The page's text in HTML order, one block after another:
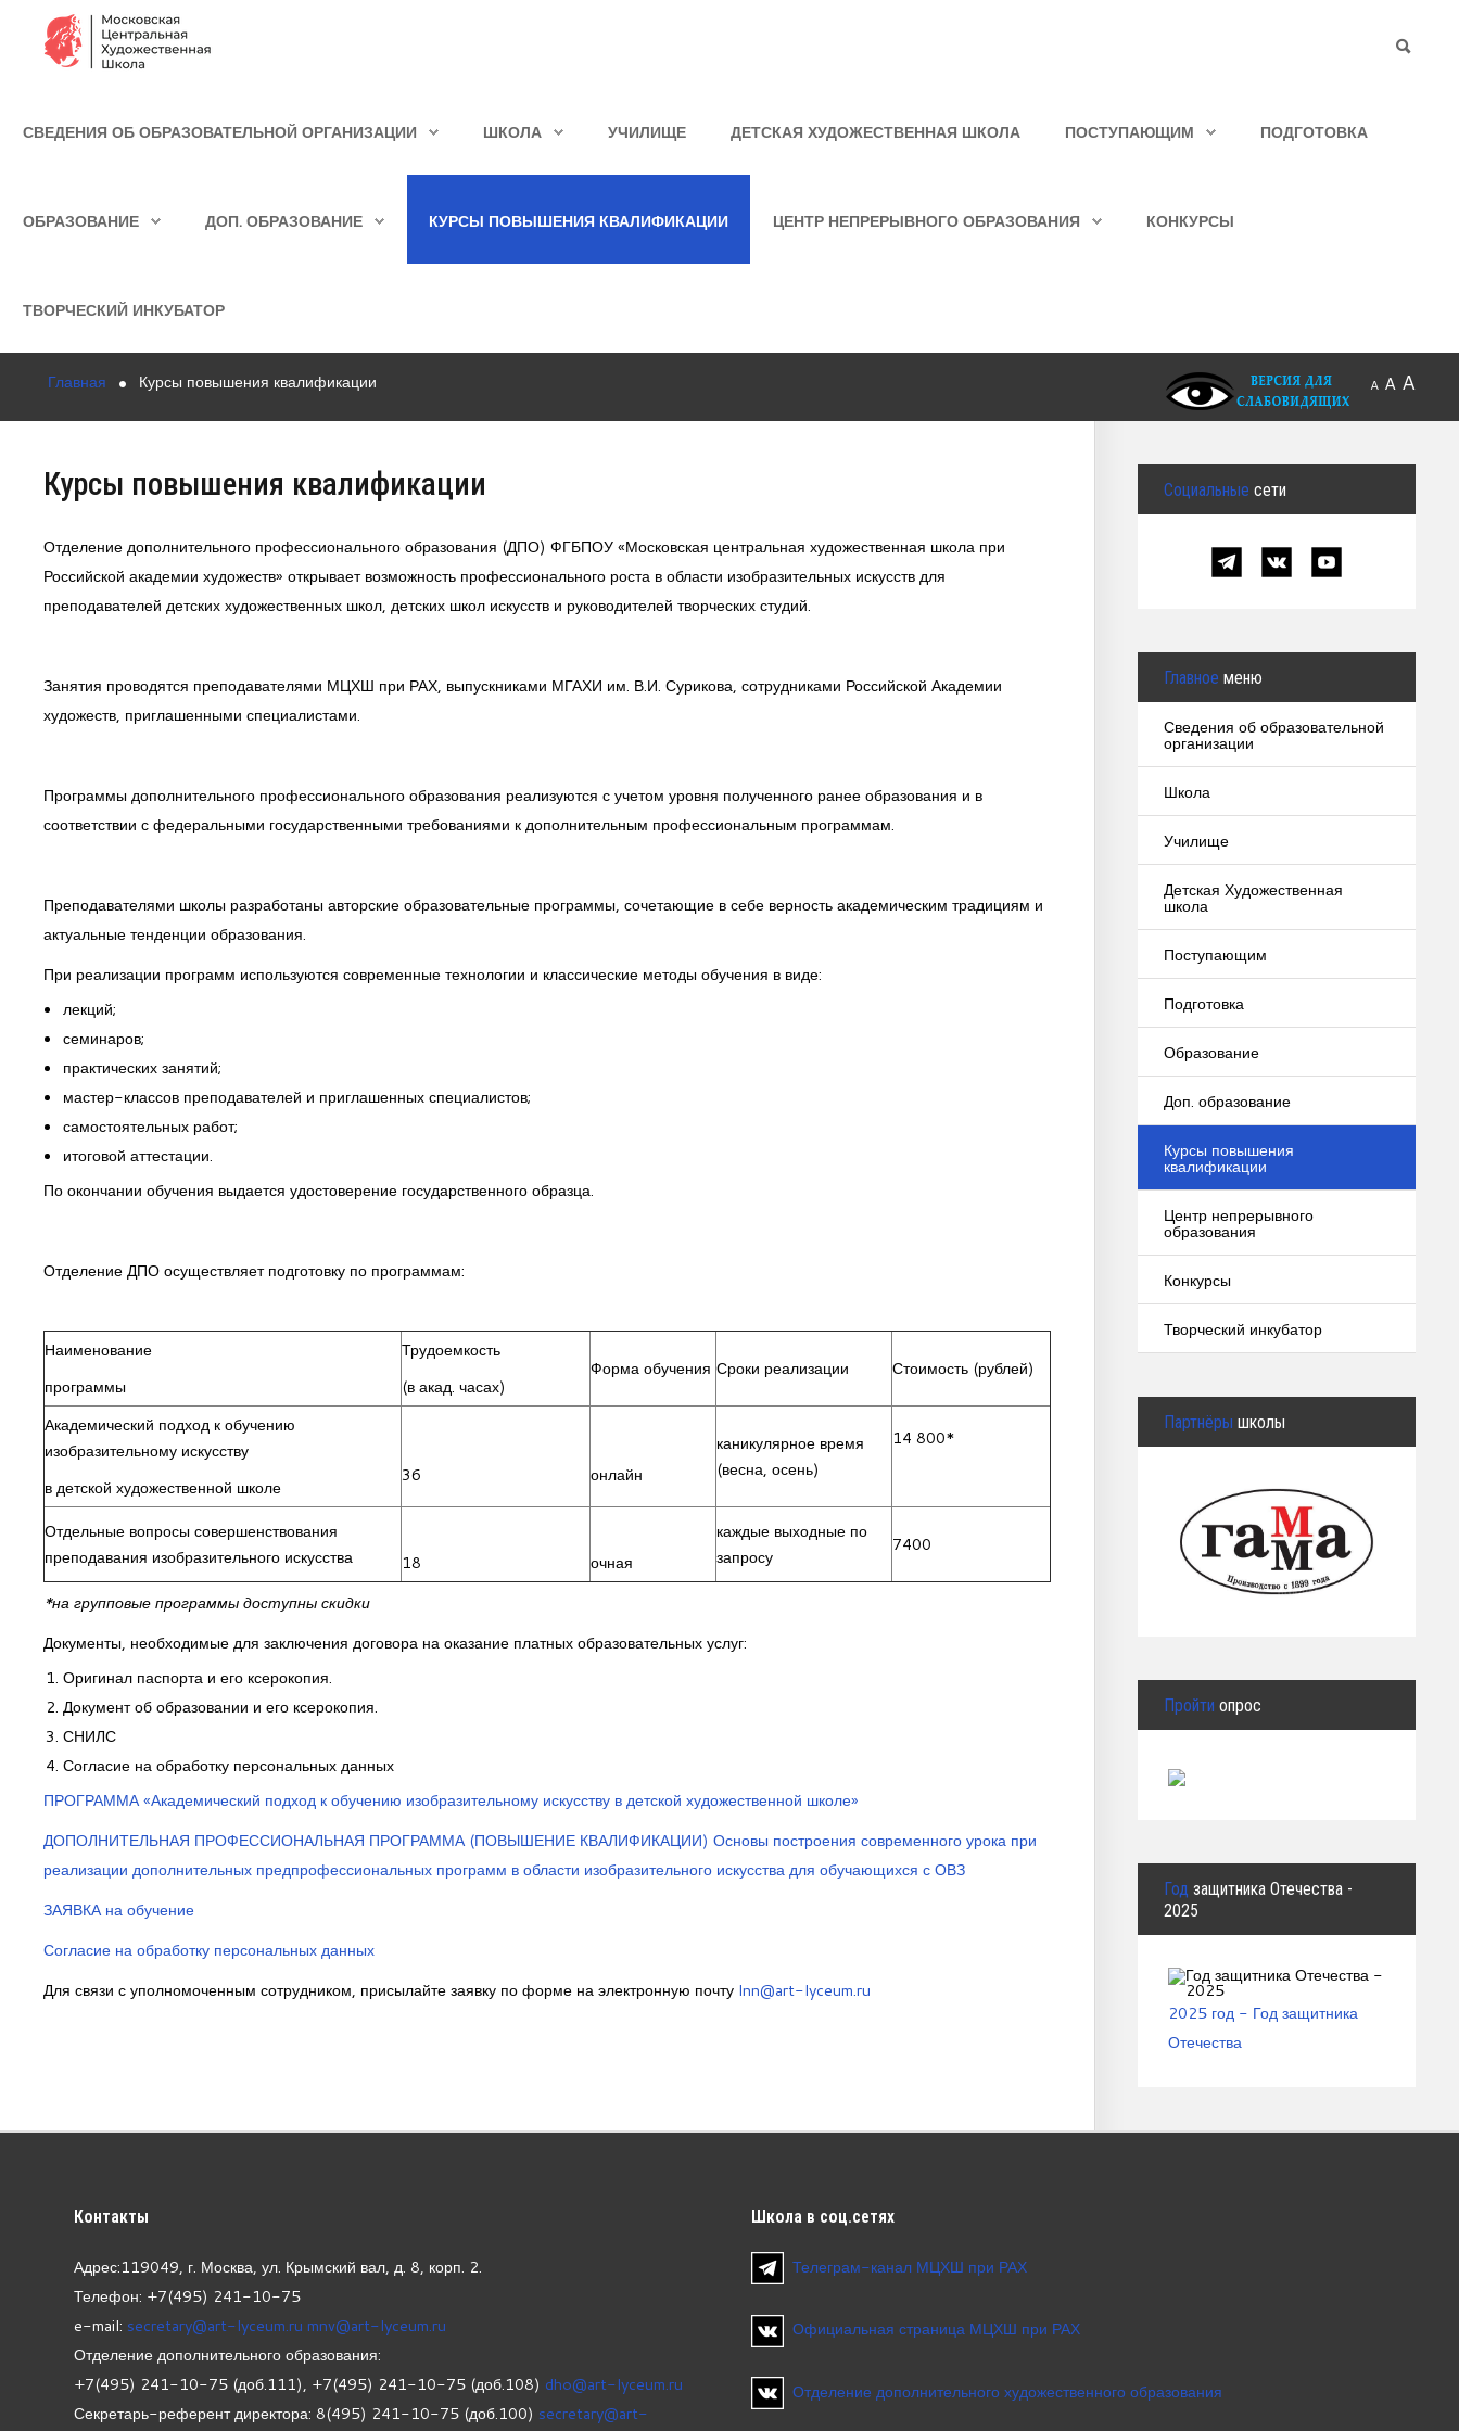
Образование
Курсы повышения квалификации
Конкурсы
СВЕДЕНИЯ ОБ ОБРАЗОВАТЕЛЬНОЙ ОРГАНИЗАЦИИ ШКОЛА УЧИЛИЩЕ ДЕТСКАЯ ХУДОЖЕСТВЕННАЯ ШКОЛА ПОСТУПАЮЩИМ ПОДГОТОВКА
ОБРАЗОВАНИЕ ДОП. ОБРАЗОВАНИЕ КУРСЫ ПОВЫШЕНИЯ КВАЛИФИКАЦИИ ЦЕНТР НЕПРЕРЫВНОГО ОБРАЗОВАНИЯ КОНКУРСЫ
ТВОРЧЕСКИЙ ИНКУБАТОР
Главная Курсы повышения квалификации A A A
Курсы повышения квалификации
Отделение дополнительного профессионального образования (ДПО) ФГБПОУ «Московская центральная художественная школа при
Российской академии художеств» открывает возможность профессионального роста в области изобразительных искусств для
преподавателей детских художественных школ, детских школ искусств и руководителей творческих студий.
Занятия проводятся преподавателями МЦХШ при РАХ, выпускниками МГАХИ им. В.И. Сурикова, сотрудниками Российской Академии
художеств, приглашенными специалистами.
Программы дополнительного профессионального образования реализуются с учетом уровня полученного ранее образования и в
соответствии с федеральными государственными требованиями к дополнительным профессиональным программам.
Преподавателями школы разработаны авторские образовательные программы, сочетающие в себе верность академическим традициям и
актуальные тенденции образования.
При реализации программ используются современные технологии и классические методы обучения в виде:
лекций;
семинаров;
практических занятий;
мастер-классов преподавателей и приглашенных специалистов;
самостоятельных работ;
итоговой аттестации.
По окончании обучения выдается удостоверение государственного образца.
Отделение ДПО осуществляет подготовку по программам:
Наименование
программы
Трудоемкость
(в акад. часах)
Форма обучения Сроки реализации Стоимость (рублей)
Академический подход к обучению
изобразительному искусству
в детской художественной школе
36 онлайн
каникулярное время
(весна, осень)
14 800*
Отдельные вопросы совершенствования
преподавания изобразительного искусства
18 очная
каждые выходные по
запросу
7400
*на групповые программы доступны скидки
Документы, необходимые для заключения договора на оказание платных образовательных услуг:
Оригинал паспорта и его ксерокопия.
Документ об образовании и его ксерокопия.
СНИЛС
Согласие на обработку персональных данных
ПРОГРАММА «Академический подход к обучению изобразительному искусству в детской художественной школе»
ДОПОЛНИТЕЛЬНАЯ ПРОФЕССИОНАЛЬНАЯ ПРОГРАММА (ПОВЫШЕНИЕ КВАЛИФИКАЦИИ) Основы построения современного урока при
реализации дополнительных предпрофессиональных программ в области изобразительного искусства для обучающихся с ОВЗ
ЗАЯВКА на обучение
Согласие на обработку персональных данных
Для связи с уполномоченным сотрудником, присылайте заявку по форме на электронную почту lnn@art-lyceum.ru
Социальные сети
Главное меню
Сведения об образовательной
организации
Школа
Училище
Детская Художественная
школа
Поступающим
Подготовка
Образование
Доп. образование
Курсы повышения
квалификации
Центр непрерывного
образования
Конкурсы
Творческий инкубатор
Партнёры школы
Пройти опрос
Год защитника Отечества -
2025
2025 год - Год защитника
Отечества
Контакты
Адрес:119049, г. Москва, ул. Крымский вал, д. 8, корп. 2.
Телефон: +7(495) 241-10-75
e-mail: secretary@art-lyceum.ru mnv@art-lyceum.ru
Отделение дополнительного образования:
+7(495) 241-10-75 (доб.111), +7(495) 241-10-75 (доб.108) dho@art-lyceum.ru
Секретарь-референт директора: 8(495) 241-10-75 (доб.100) secretary@art-
Школа в соц.сетях
Телеграм-канал МЦХШ при РАХ
Официальная страница МЦХШ при РАХ
Отделение дополнительного художественного образования